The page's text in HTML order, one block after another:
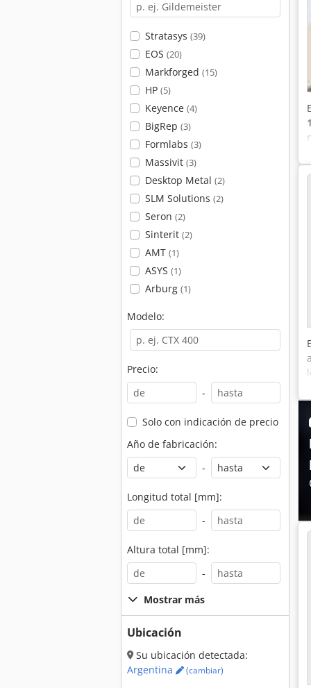
Stratasys (39)
EOS (20)
Markforged (15)
HP (5)
Keyence (4)
BigRep (3)
Formlabs (3)
Massivit (3)
Desktop Metal (2)
SLM Solutions (2)
Seron (2)
Sinterit (2)
AMT (1)
ASYS (1)
Arburg (1)
Modelo:
Precio:
-
Solo con indicación de precio
Año de fabricación:
-
Longitud total [mm]:
-
Altura total [mm]:
-
Mostrar más
Ubicación
Su ubicación detectada:
Argentina
(cambiar)